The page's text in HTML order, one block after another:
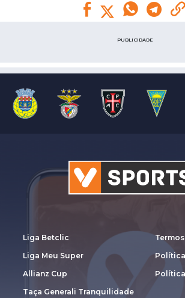
PUBLICIDADE
Liga Betclic
Liga Meu Super
Allianz Cup
Taça Generali Tranquilidade